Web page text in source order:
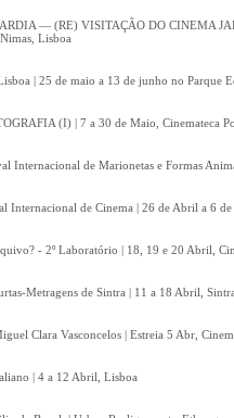
— (RE) VISITAÇÃO DO CINEMA
Lisboa
| 25 de maio a 13 de junho no Parque
(I) | 7 a 30 de Maio, Cinemateca
Internacional de Marionetas e Formas
Internacional de Cinema | 26 de Abril a 6
- 2º Laboratório | 18, 19 e 20 Abril,
Metragens de Sintra | 11 a 18 Abril,
Clara Vasconcelos | Estreia 5 Abr,
| 4 a 12 Abril, Lisboa